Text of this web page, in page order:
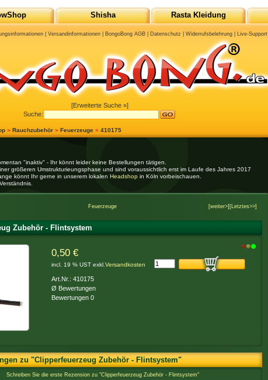
"inaktiv" - Ihr könnt leider keine Bestellungen tätigen.
größeren Umstrukturieungsphase und sind voraussichtlich erst im Laufe des Jahres 2017
könnt Ihr gerne in unserem lokalen Headshop in Köln vorbeischauen.
[Letztes>>]
[weiter>]
Feuerzeuge
Zubehör - Flintsystem
0,50 €
incl. 19 % UST exkl. Versandkosten
Art.Nr.: 410175
Ø Bewertungen
Bewertungen 0
zu "Clipperfeuerzeug Zubehör - Flintsystem"
Schreiben Sie die erste Rezension zu "Clipperfeuerzeug Zubehör - Flintsystem"
» Rauchzubehör » Feuerzeuge » 410175
Shisha Rasta Kleidung
[Erweiterte Suche »]
Suche:
| Versandinformationen| BongoBong AGB| Datenschutz Widerrufsbelehrung| Live-Support